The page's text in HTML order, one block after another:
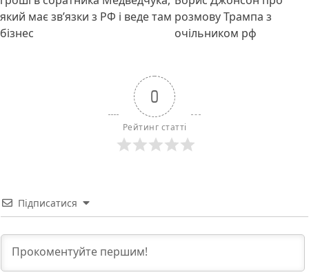
який має звʼязки з РФ і веде там
бізнес
розмову Трампа з
очільником рф
0
Рейтинг статті
Підписатися